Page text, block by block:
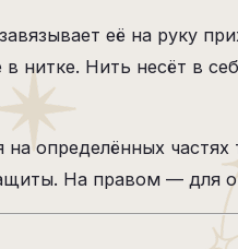
её на руку
нитке. Нить несёт в
определённых частях
На правом — для